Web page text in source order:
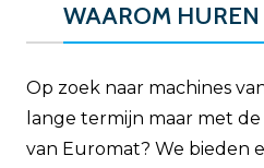
WAAROM HUREN
Op zoek naar machines
lange termijn maar met
van Euromat? We bieden